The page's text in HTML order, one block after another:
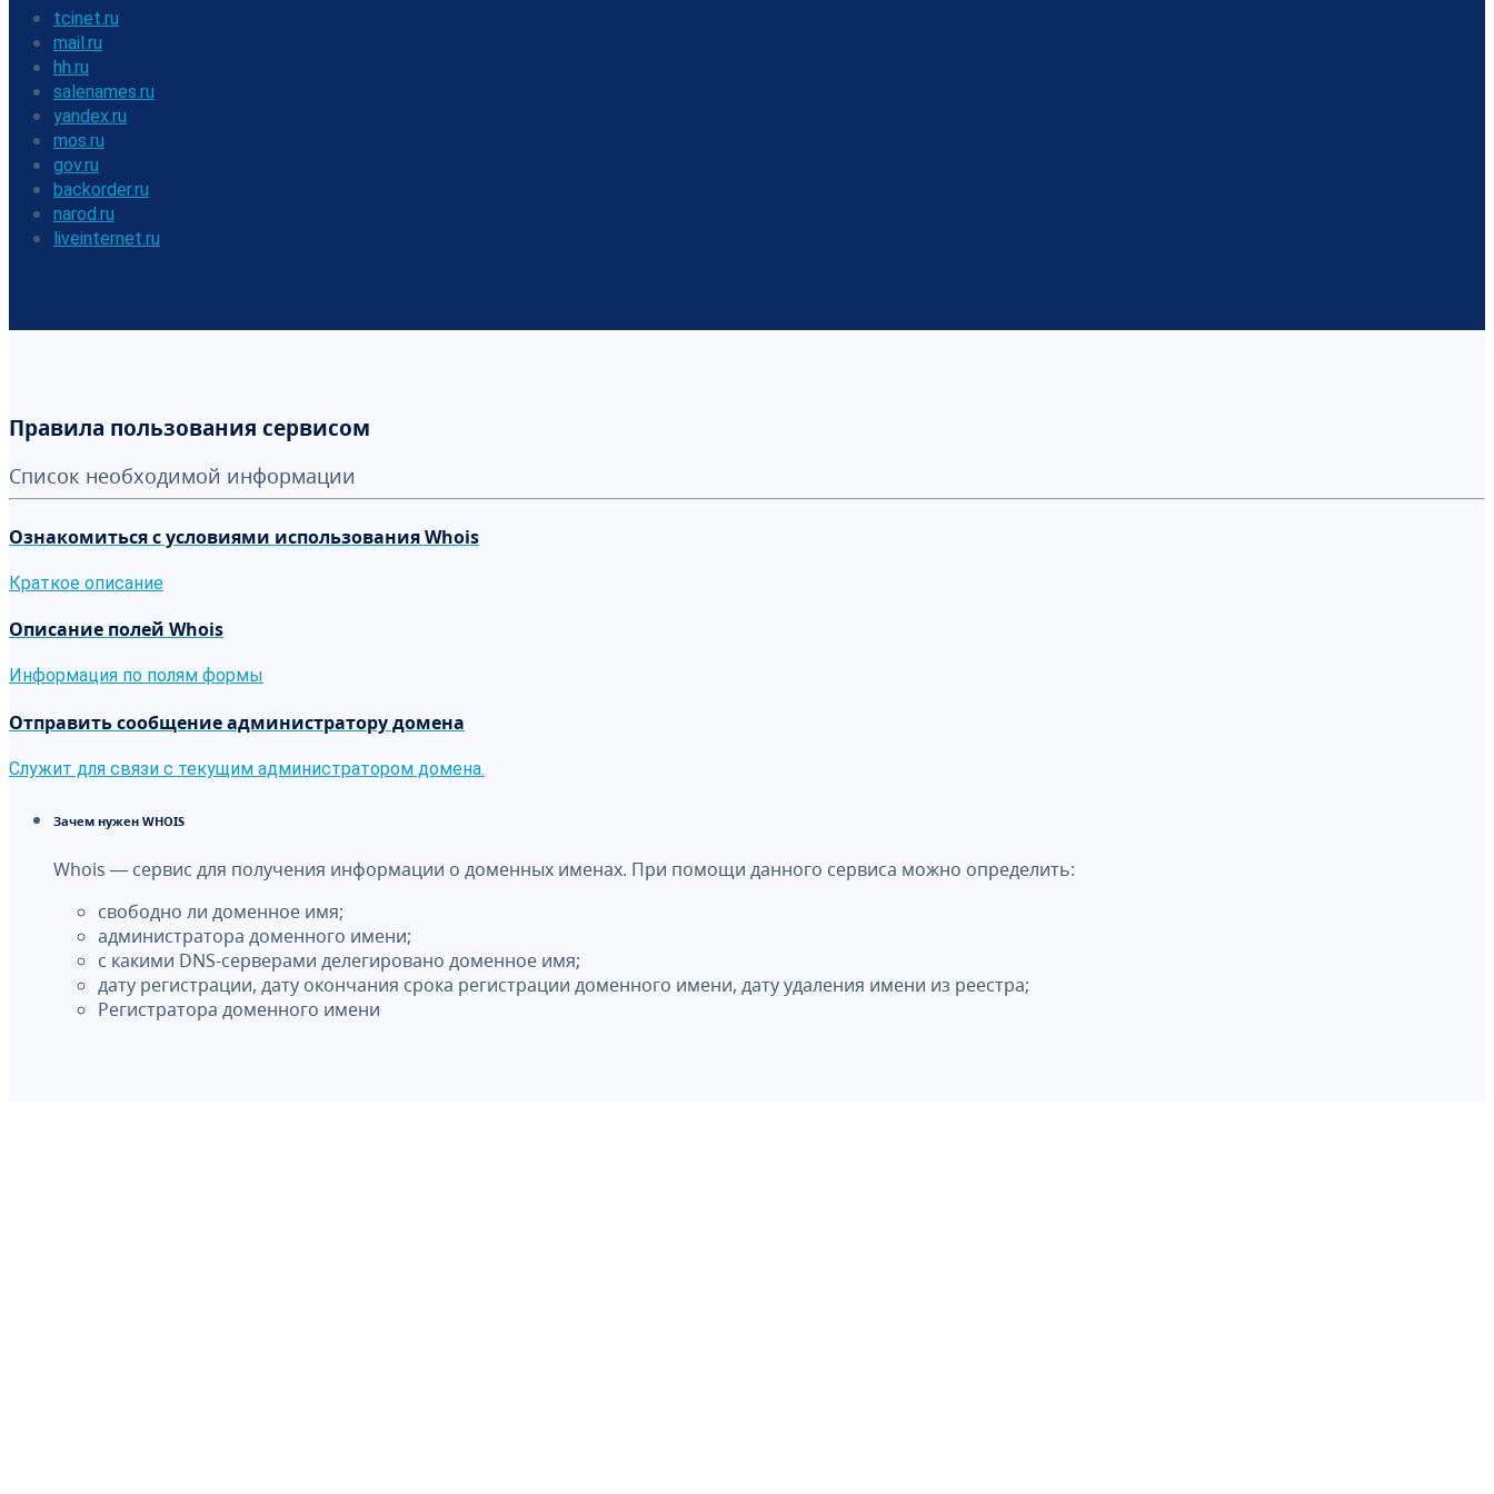
tcinet.ru
mail.ru
hh.ru
salenames.ru
yandex.ru
mos.ru
gov.ru
backorder.ru
narod.ru
liveinternet.ru
Правила пользования сервисом
Список необходимой информации
Ознакомиться с условиями использования Whois
Краткое описание
Описание полей Whois
Информация по полям формы
Отправить сообщение администратору домена
Служит для связи с текущим администратором домена.
Зачем нужен WHOIS
Whois — сервис для получения информации о доменных именах. При помощи данного сервиса можно определить:
свободно ли доменное имя;
администратора доменного имени;
с какими DNS-серверами делегировано доменное имя;
дату регистрации, дату окончания срока регистрации доменного имени, дату удаления имени из реестра;
Регистратора доменного имени